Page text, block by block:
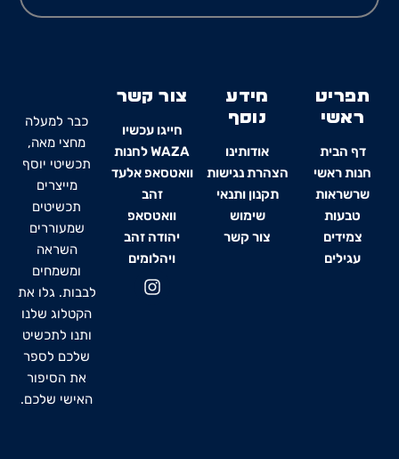
תפריט
ראשי
דף הבית
חנות ראשי
שרשראות
טבעות
צמידים
עגילים
מידע
נוסף
אודותינו
הצהרת נגישות
תקנון ותנאי
שימוש
צור קשר
צור קשר
חייגו עכשיו
WAZA לחנות
וואטסאפ אלעד
זהב
וואטסאפ
יהודה זהב
ויהלומים
I
n
כבר למעלה
מחצי מאה,
תכשיטי יוסף
מייצרים
תכשיטים
שמעוררים
השראה
ומשמחים
לבבות. גלו את
הקטלוג שלנו
ותנו לתכשיט
שלכם לספר
את הסיפור
האישי שלכם.